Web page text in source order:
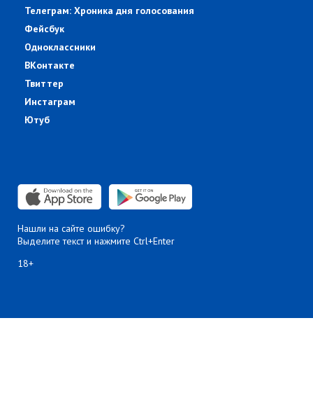
Телеграм: Хроника дня голосования
Фейсбук
Одноклассники
ВКонтакте
Твиттер
Инстаграм
Ютуб
Нашли на сайте ошибку?
Выделите текст и нажмите Ctrl+Enter
18+